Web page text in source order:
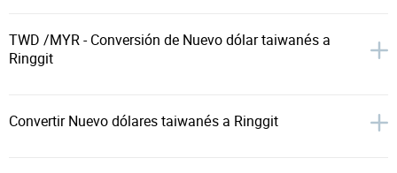
TWD /MYR - Conversión de Nuevo dólar taiwanés a
Ringgit
Convertir Nuevo dólares taiwanés a Ringgit